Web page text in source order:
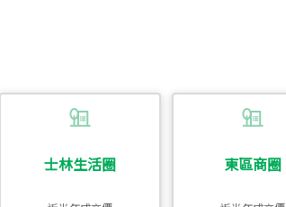
士林生活圈 東區商圈